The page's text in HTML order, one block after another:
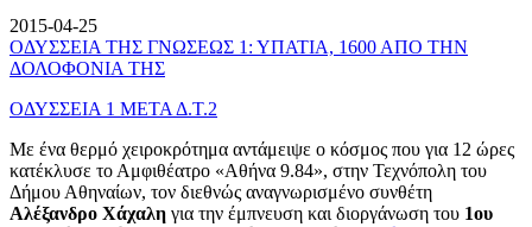
2015-04-25
ΟΔΥΣΣΕΙΑ ΤΗΣ ΓΝΩΣΕΩΣ 1: ΥΠΑΤΙΑ, 1600 ΑΠΟ ΤΗΝ
ΔΟΛΟΦΟΝΙΑ ΤΗΣ
ΟΔΥΣΣΕΙΑ 1 ΜΕΤΑ Δ.Τ.2
Με ένα θερμό χειροκρότημα αντάμειψε ο κόσμος που για 12 ώρες
κατέκλυσε το Αμφιθέατρο «Αθήνα 9.84», στην Τεχνόπολη του
Δήμου Αθηναίων, τον διεθνώς αναγνωρισμένο συνθέτη
Αλέξανδρο Χάχαλη για την έμπνευση και διοργάνωση του 1ου